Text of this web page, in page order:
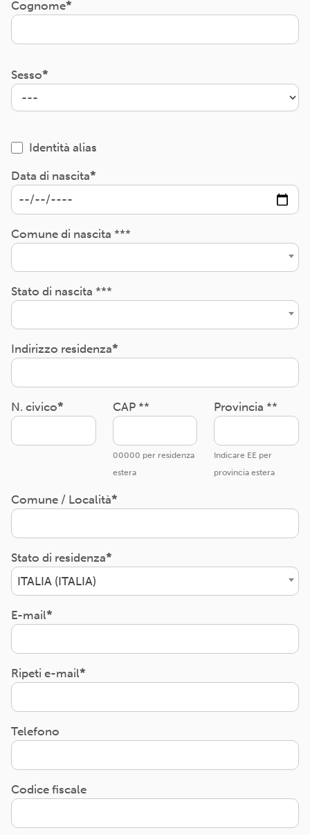
Cognome
Sesso
Identità alias
Data di nascita
Comune di nascita ***
Stato di nascita ***
Indirizzo residenza
N. civico CAP **
00000 per residenza
estera
Provincia **
Indicare EE per
provincia estera
Comune / Località
Stato di residenza
ITALIA (ITALIA)
E-mail
Ripeti e-mail
Telefono
Codice fiscale